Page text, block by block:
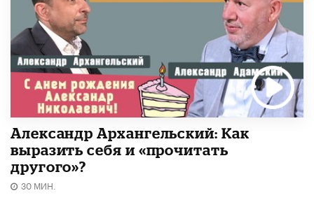
Александр Архангельский: Как
выразить себя и «прочитать
другого»?
30 МИН.